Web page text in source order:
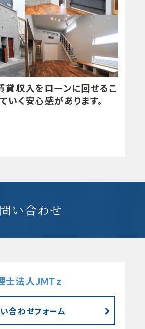
貸収入をローンに回せるこ
いく安心感があります。
い合わせ
士法人ＪＭＴｚ
合わせフォーム